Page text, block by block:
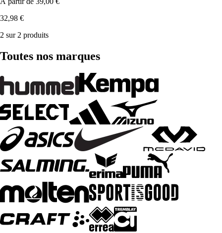
32,98 €
2 sur 2 produits
Toutes nos marques